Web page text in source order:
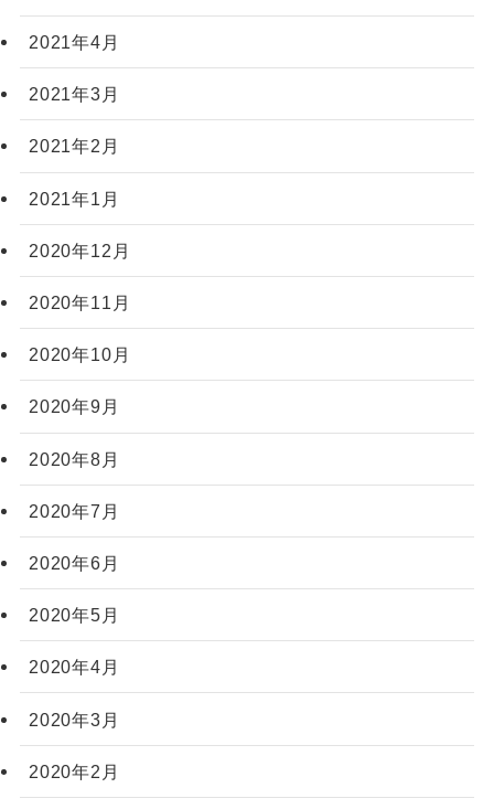
2021年4月
2021年3月
2021年2月
2021年1月
2020年12月
2020年11月
2020年10月
2020年9月
2020年8月
2020年7月
2020年6月
2020年5月
2020年4月
2020年3月
2020年2月